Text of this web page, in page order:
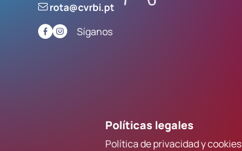
rota@cvrbi.pt
Síganos
Políticas legales
Política de privacidad y cookies